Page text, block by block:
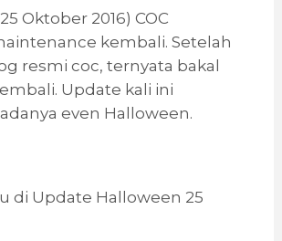
Oktober 2016) COC
kembali. Setelah
resmi coc, ternyata bakal
Update kali ini
even Halloween.
di Update Halloween 25